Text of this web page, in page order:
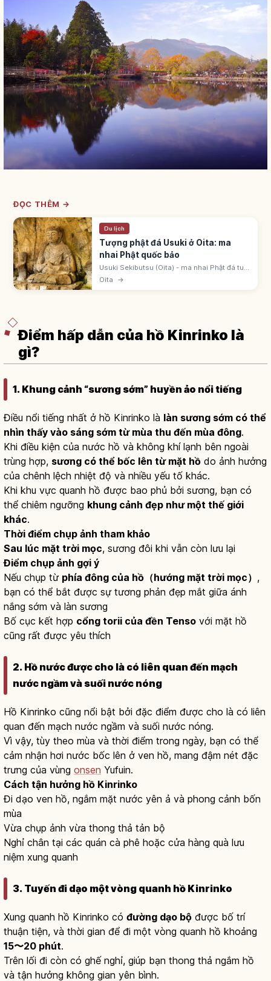
ĐỌC THÊM →
Du lịch
Tượng phật đá Usuki ở Oita: ma
nhai Phật quốc bảo
Usuki Sekibutsu (Oita) - ma nhai Phật đá tuf,
Quốc bảo, cuối Heian-Kamakura. Furuzono
Oita →
Điểm hấp dẫn của hồ Kinrinko là
gì?
1. Khung cảnh “sương sớm” huyền ảo nổi tiếng
Điều nổi tiếng nhất ở hồ Kinrinko là làn sương sớm có thể
nhìn thấy vào sáng sớm từ mùa thu đến mùa đông.
Khi điều kiện của nước hồ và không khí lạnh bên ngoài
trùng hợp, sương có thể bốc lên từ mặt hồ do ảnh hưởng
của chênh lệch nhiệt độ và nhiều yếu tố khác.
Khi khu vực quanh hồ được bao phủ bởi sương, bạn có
thể chiêm ngưỡng khung cảnh đẹp như một thế giới
khác.
Thời điểm chụp ảnh tham khảo
Sau lúc mặt trời mọc, sương đôi khi vẫn còn lưu lại
Điểm chụp ảnh gợi ý
Nếu chụp từ phía đông của hồ（hướng mặt trời mọc） ,
bạn có thể bắt được sự tương phản đẹp mắt giữa ánh
nắng sớm và làn sương
Bố cục kết hợp cổng torii của đền Tenso với mặt hồ
cũng rất được yêu thích
2. Hồ nước được cho là có liên quan đến mạch
nước ngầm và suối nước nóng
Hồ Kinrinko cũng nổi bật bởi đặc điểm được cho là có liên
quan đến mạch nước ngầm và suối nước nóng.
Vì vậy, tùy theo mùa và thời điểm trong ngày, bạn có thể
cảm nhận hơi nước bốc lên ở ven hồ, mang đậm nét đặc
trưng của vùng onsen Yufuin.
Cách tận hưởng hồ Kinrinko
Đi dạo ven hồ, ngắm mặt nước yên ả và phong cảnh bốn
mùa
Vừa chụp ảnh vừa thong thả tản bộ
Nghỉ chân tại các quán cà phê hoặc cửa hàng quà lưu
niệm xung quanh
3. Tuyến đi dạo một vòng quanh hồ Kinrinko
Xung quanh hồ Kinrinko có đường dạo bộ được bố trí
thuận tiện, và thời gian để đi một vòng quanh hồ khoảng
15〜20 phút.
Trên lối đi còn có ghế nghỉ, giúp bạn thong thả ngắm hồ
và tận hưởng không gian yên bình.